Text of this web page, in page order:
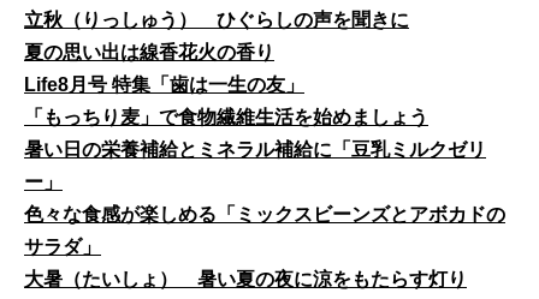
立秋（りっしゅう） ひぐらしの声を聞きに
夏の思い出は線香花火の香り
Life8月号 特集「歯は一生の友」
「もっちり麦」で食物繊維生活を始めましょう
暑い日の栄養補給とミネラル補給に「豆乳ミルクゼリ
ー」
色々な食感が楽しめる「ミックスビーンズとアボカドの
サラダ」
大暑（たいしょ） 暑い夏の夜に涼をもたらす灯り